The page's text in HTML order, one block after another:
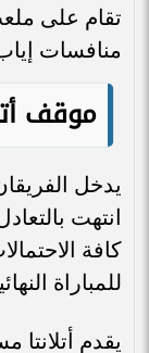
تقام على
منافسات
موقف
يدخل
كافة
للمباراة